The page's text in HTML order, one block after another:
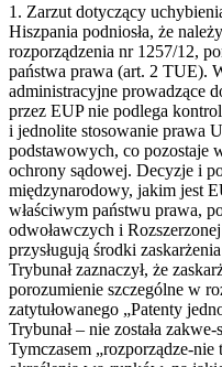
1. Zarzut dotyczący
Hiszpania podniosła, że
rozporządzenia nr 1257/12,
państwa prawa (art. 2 TUE).
administracyjne prowadzące
przez EUP nie podlega
i jednolite stosowanie prawa
podstawowych, co pozostaje
ochrony sądowej. Decyzje i
międzynarodowy, jakim jest
właściwym państwu prawa,
odwoławczych i
przysługują środki
Trybunał zaznaczył, że
porozumienie szczególne w
zatytułowanego „Patenty
Trybunał – nie została
Tymczasem „rozporządze-